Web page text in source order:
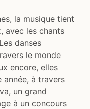
la musique tient
avec les chants
danses
le monde
encore, elles
à travers
un grand
à un concours